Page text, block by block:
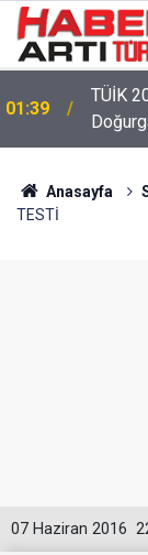
01:39
TÜİK
Anasayfa
TESTİ
07 Haziran 2016